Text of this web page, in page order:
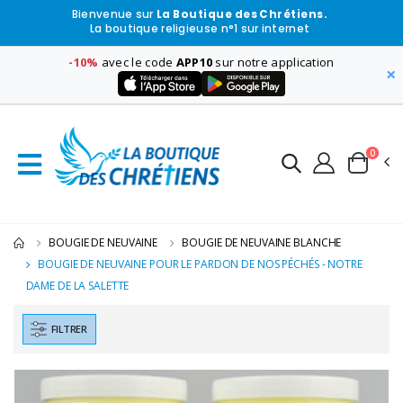
Bienvenue sur La Boutique des Chrétiens.
La boutique religieuse n°1 sur internet
-10% avec le code APP10 sur notre application
×
0
BOUGIE DE NEUVAINE
BOUGIE DE NEUVAINE BLANCHE
BOUGIE DE NEUVAINE POUR LE PARDON DE NOS PÉCHÉS - NOTRE
DAME DE LA SALETTE
FILTRER